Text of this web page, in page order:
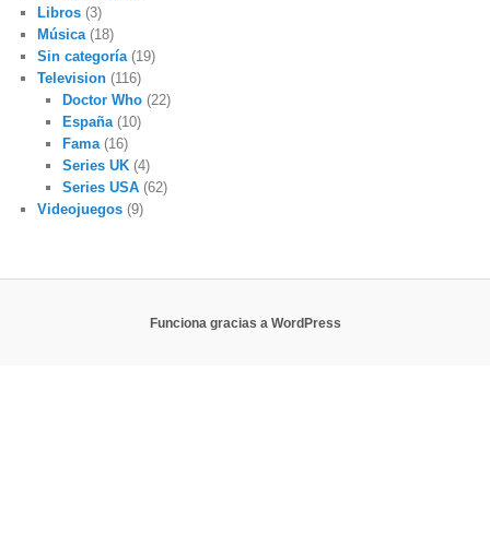
Libros (3)
Música(18)
Sin categoría(19)
Television (116)
Doctor Who(22)
España(10)
Fama(16)
Series UK(4)
Series USA(62)
Videojuegos (9)
Funciona gracias a WordPress